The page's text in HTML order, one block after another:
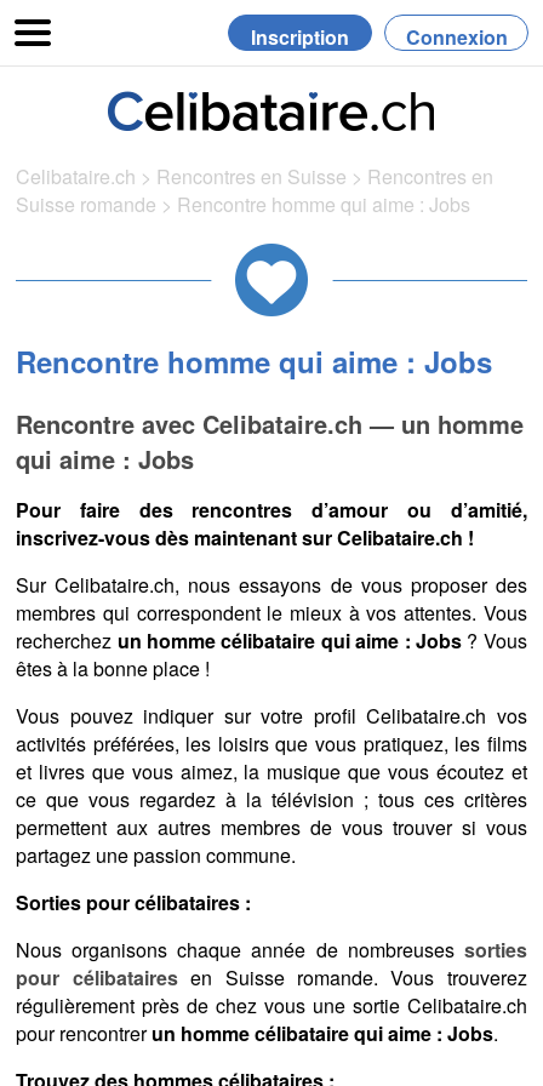
Inscription Connexion
Celibataire.ch > Rencontres en Suisse > Rencontres en
Suisse romande > Rencontre homme qui aime : Jobs
Rencontre homme qui aime : Jobs
Rencontre avec Celibataire.ch — un homme
qui aime : Jobs
Pour faire des rencontres d’amour ou d’amitié,
inscrivez-vous dès maintenant sur Celibataire.ch !
Sur Celibataire.ch, nous essayons de vous proposer des
membres qui correspondent le mieux à vos attentes. Vous
recherchez un homme célibataire qui aime : Jobs? Vous
êtes à la bonne place !
Vous pouvez indiquer sur votre profil Celibataire.ch vos
activités préférées, les loisirs que vous pratiquez, les films
et livres que vous aimez, la musique que vous écoutez et
ce que vous regardez à la télévision ; tous ces critères
permettent aux autres membres de vous trouver si vous
partagez une passion commune.
Sorties pour célibataires :
Nous organisons chaque année de nombreuses sorties
pour célibatairesen Suisse romande. Vous trouverez
régulièrement près de chez vous une sortie Celibataire.ch
pour rencontrerun homme célibataire qui aime : Jobs.